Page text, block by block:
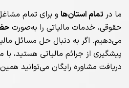
ما در تمام استان‌ها و برای تمام
حقوقی، خدمات مالیاتی را به‌صورت
می‌دهیم. اگر به دنبال حل مسائل
پیشگیری از جرائم مالیاتی هستید،
دریافت مشاوره رایگان می‌توانید